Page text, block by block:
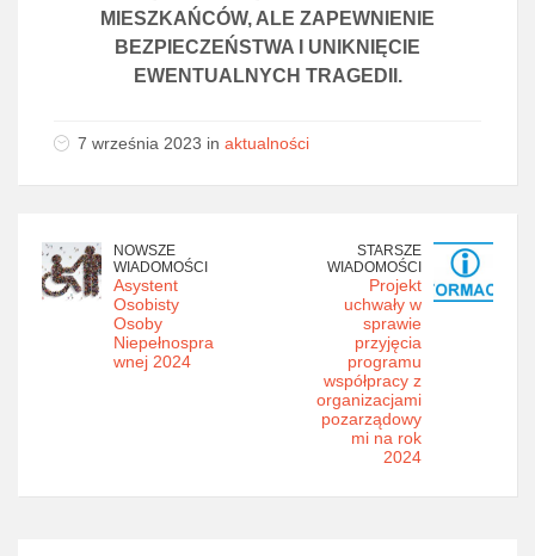
MIESZKAŃCÓW, ALE ZAPEWNIENIE
BEZPIECZEŃSTWA I UNIKNIĘCIE
EWENTUALNYCH TRAGEDII.
7 września 2023 in aktualności
NOWSZE
WIADOMOŚCI
Asystent
Osobisty
Osoby
Niepełnospra
wnej 2024
STARSZE
WIADOMOŚCI
Projekt
uchwały w
sprawie
przyjęcia
programu
współpracy z
organizacjami
pozarządowy
mi na rok
2024